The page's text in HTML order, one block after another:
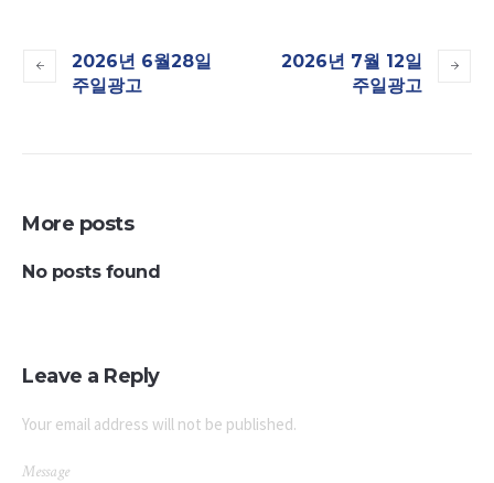
2026년 6월28일
주일광고
2026년 7월 12일
주일광고
More posts
No posts found
Leave a Reply
Your email address will not be published.
Message